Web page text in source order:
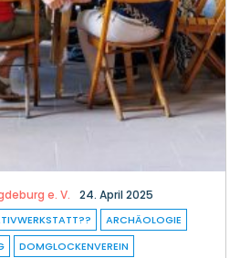
DOMGLOCKENVEREIN
GLOCKEN
GLOCKENPRÄGUNG